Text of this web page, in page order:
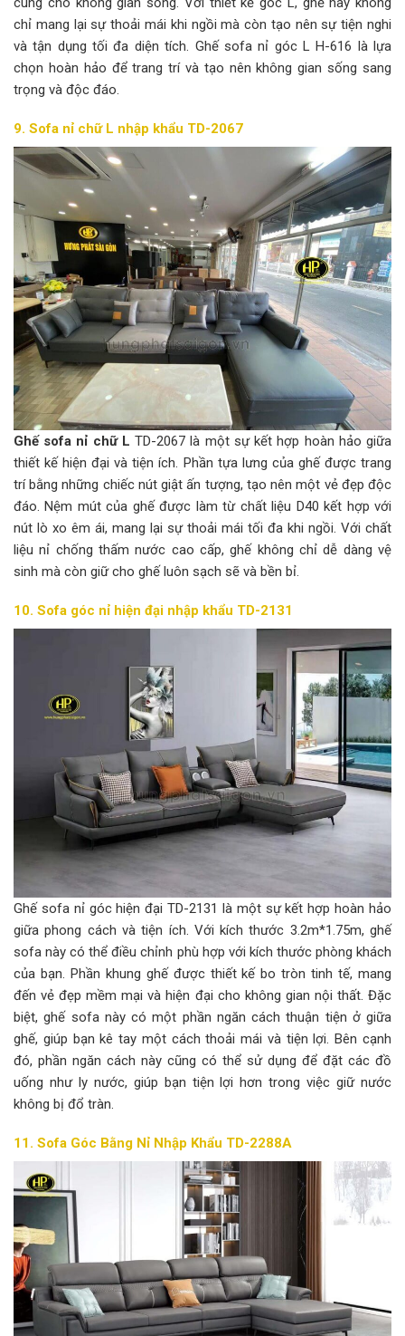
chỉ mang lại sự thoải mái khi ngồi mà còn tạo nên sự tiện nghi
và tận dụng tối đa diện tích. Ghế sofa nỉ góc L H-616 là lựa
chọn hoàn hảo để trang trí và tạo nên không gian sống sang
trọng và độc đáo.
9. Sofa nỉ chữ L nhập khẩu TD-2067
Ghế sofa nỉ chữ L TD-2067 là một sự kết hợp hoàn hảo giữa
thiết kế hiện đại và tiện ích. Phần tựa lưng của ghế được trang
trí bằng những chiếc nút giật ấn tượng, tạo nên một vẻ đẹp độc
đáo. Nệm mút của ghế được làm từ chất liệu D40 kết hợp với
nút lò xo êm ái, mang lại sự thoải mái tối đa khi ngồi. Với chất
liệu nỉ chống thấm nước cao cấp, ghế không chỉ dễ dàng vệ
sinh mà còn giữ cho ghế luôn sạch sẽ và bền bỉ.
10. Sofa góc nỉ hiện đại nhập khẩu TD-2131
Ghế sofa nỉ góc hiện đại TD-2131 là một sự kết hợp hoàn hảo
giữa phong cách và tiện ích. Với kích thước 3.2m*1.75m, ghế
sofa này có thể điều chỉnh phù hợp với kích thước phòng khách
của bạn. Phần khung ghế được thiết kế bo tròn tinh tế, mang
đến vẻ đẹp mềm mại và hiện đại cho không gian nội thất. Đặc
biệt, ghế sofa này có một phần ngăn cách thuận tiện ở giữa
ghế, giúp bạn kê tay một cách thoải mái và tiện lợi. Bên cạnh
đó, phần ngăn cách này cũng có thể sử dụng để đặt các đồ
uống như ly nước, giúp bạn tiện lợi hơn trong việc giữ nước
không bị đổ tràn.
11. Sofa Góc Bằng Nỉ Nhập Khẩu TD-2288A